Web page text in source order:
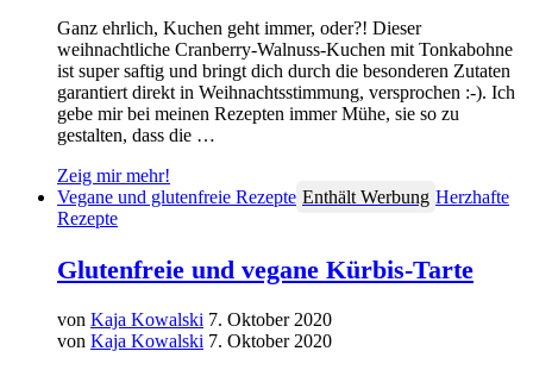
Ganz ehrlich, Kuchen geht immer, oder?! Dieser
weihnachtliche Cranberry-Walnuss-Kuchen mit Tonkabohne
ist super saftig und bringt dich durch die besonderen Zutaten
garantiert direkt in Weihnachtsstimmung, versprochen :-). Ich
gebe mir bei meinen Rezepten immer Mühe, sie so zu
gestalten, dass die …
Zeig mir mehr!
Vegane und glutenfreie Rezepte Enthält Werbung Herzhafte
Rezepte
Glutenfreie und vegane Kürbis-Tarte
von Kaja Kowalski 7. Oktober 2020
von Kaja Kowalski 7. Oktober 2020